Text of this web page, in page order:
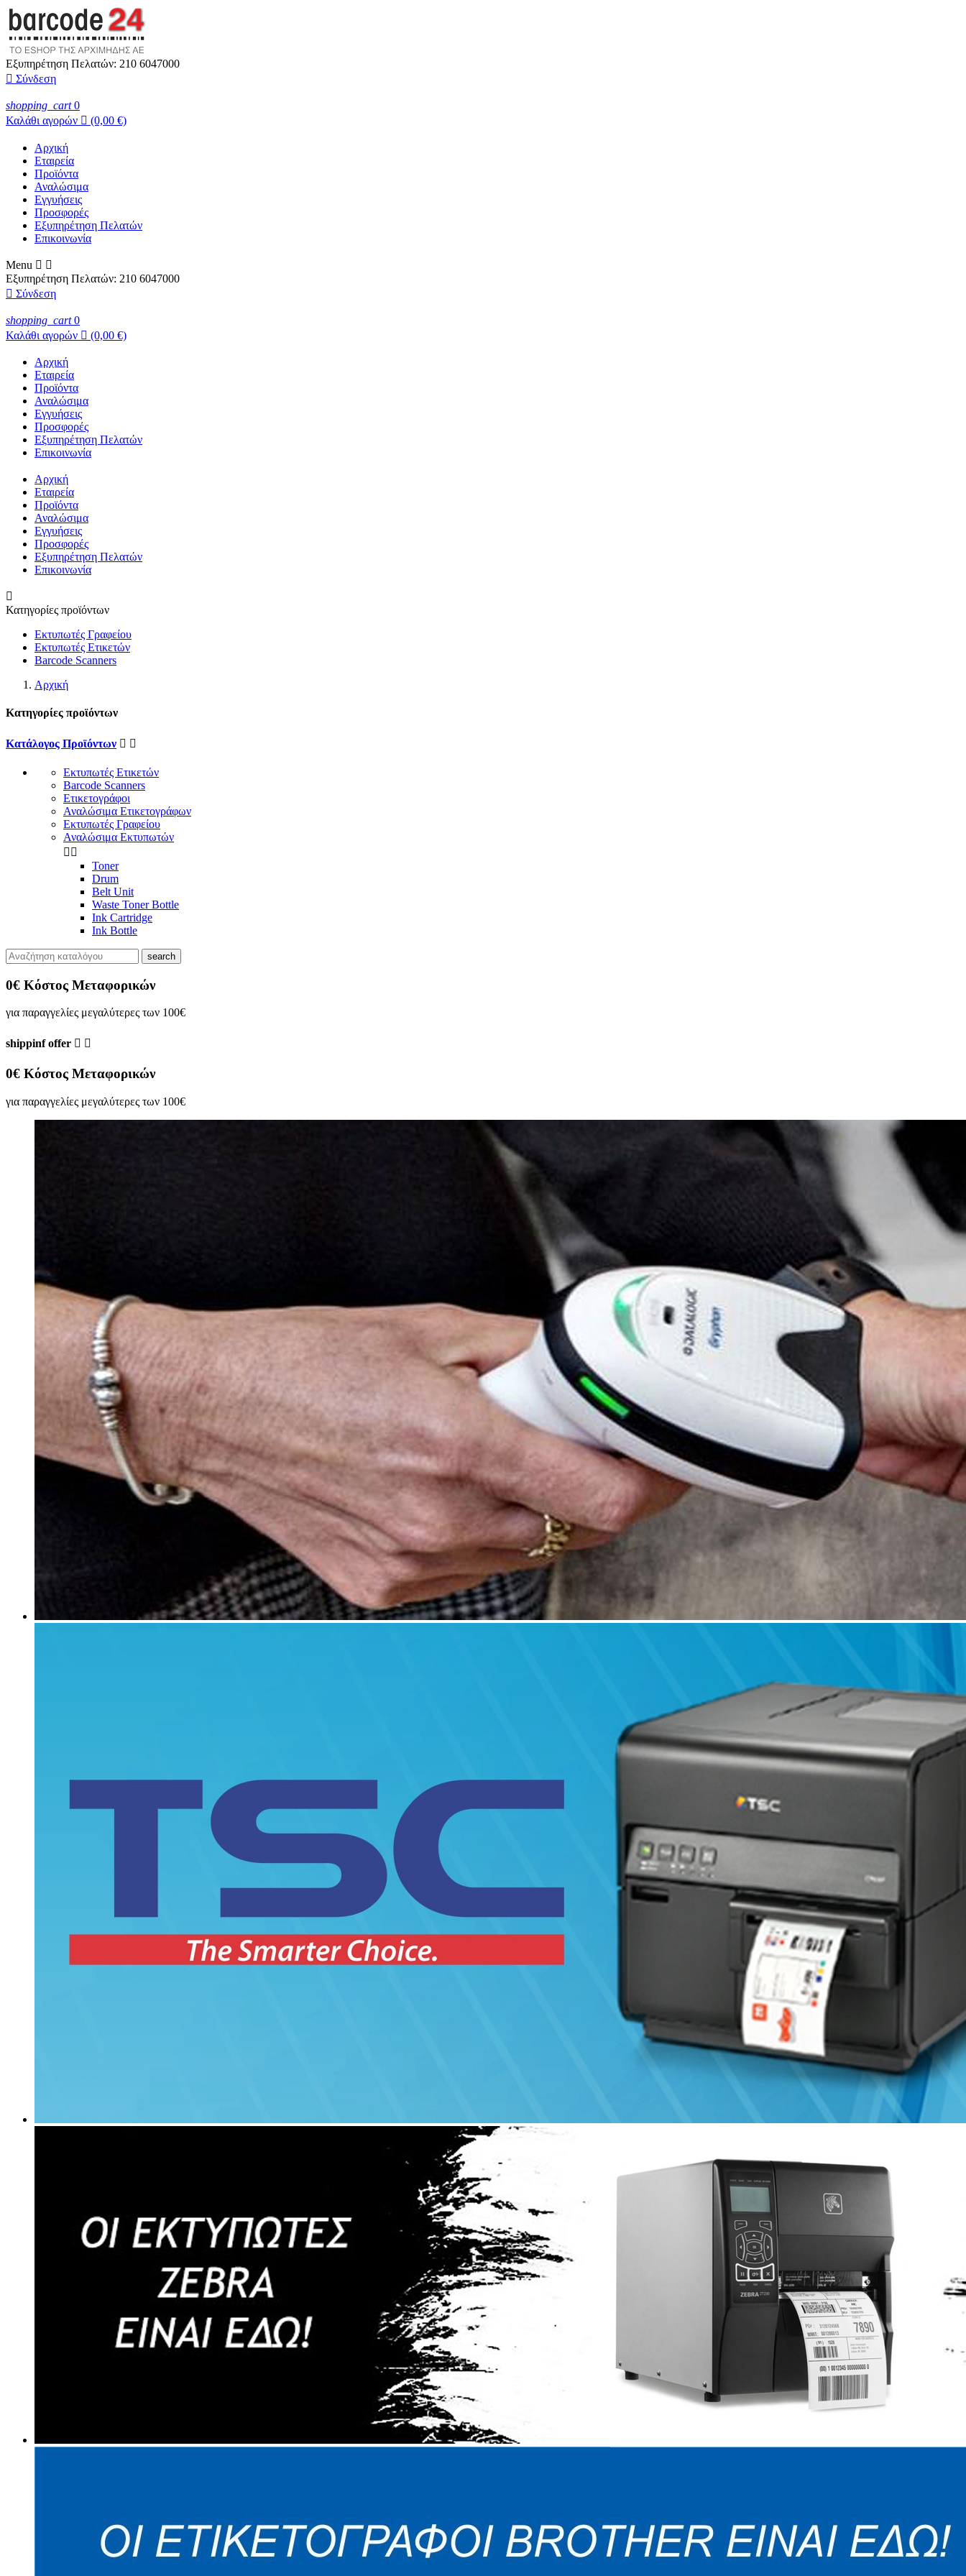
Εξυπηρέτηση Πελατών: 210 6047000
 Σύνδεση
shopping_cart 0
Καλάθι αγορών  (0,00 €)
Αρχική
Εταιρεία
Προϊόντα
Αναλώσιμα
Εγγυήσεις
Προσφορές
Εξυπηρέτηση Πελατών
Επικοινωνία
Menu  
Εξυπηρέτηση Πελατών: 210 6047000
 Σύνδεση
shopping_cart 0
Καλάθι αγορών  (0,00 €)
Αρχική
Εταιρεία
Προϊόντα
Αναλώσιμα
Εγγυήσεις
Προσφορές
Εξυπηρέτηση Πελατών
Επικοινωνία
Αρχική
Εταιρεία
Προϊόντα
Αναλώσιμα
Εγγυήσεις
Προσφορές
Εξυπηρέτηση Πελατών
Επικοινωνία

Κατηγορίες προϊόντων
Εκτυπωτές Γραφείου
Εκτυπωτές Ετικετών
Barcode Scanners
Αρχική
Κατηγορίες προϊόντων
Κατάλογος Προϊόντων  
Εκτυπωτές Ετικετών
Barcode Scanners
Ετικετογράφοι
Αναλώσιμα Ετικετογράφων
Εκτυπωτές Γραφείου
Αναλώσιμα Εκτυπωτών
 
Toner
Drum
Belt Unit
Waste Toner Bottle
Ink Cartridge
Ink Bottle
search
0€ Κόστος Μεταφορικών
για παραγγελίες μεγαλύτερες των 100€
shippinf offer  
0€ Κόστος Μεταφορικών
για παραγγελίες μεγαλύτερες των 100€